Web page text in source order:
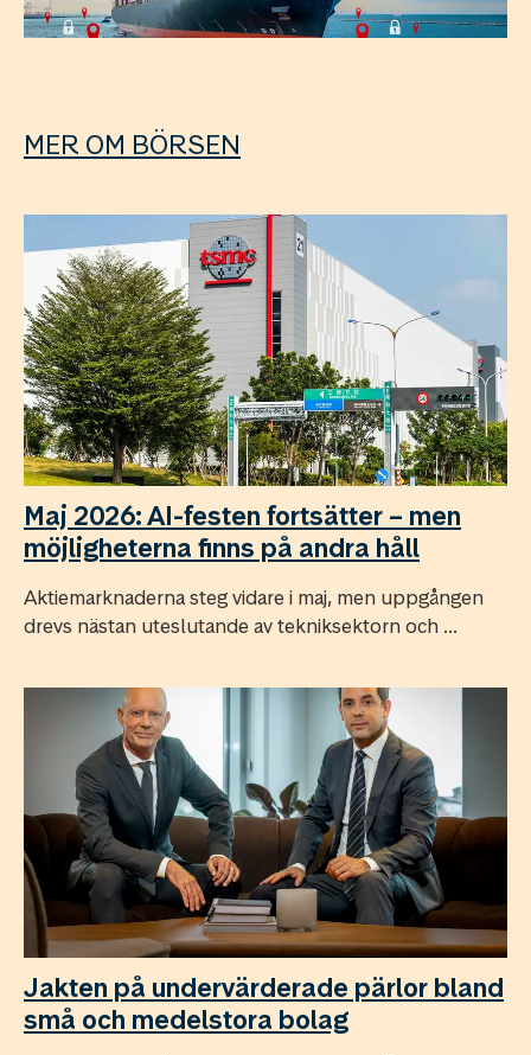
MER OM BÖRSEN
Maj 2026: AI-festen fortsätter – men
möjligheterna finns på andra håll
Aktiemarknaderna steg vidare i maj, men uppgången
drevs nästan uteslutande av tekniksektorn och ...
Jakten på undervärderade pärlor bland
små och medelstora bolag